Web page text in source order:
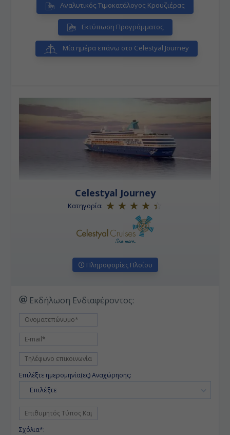
Αναλυτικός Τιμοκατάλογος Κρουζιέρας
Εκτύπωση Προγράμματος
Μία ημέρα επάνω στο Celestyal Journey
Celestyal Journey
Κατηγορία:
Πληροφορίες Πλοίου
Εκδήλωση Ενδιαφέροντος:
Επιλέξτε ημερομηνία(ες) Αναχώρησης:
Επιλέξτε
Σχόλια*: